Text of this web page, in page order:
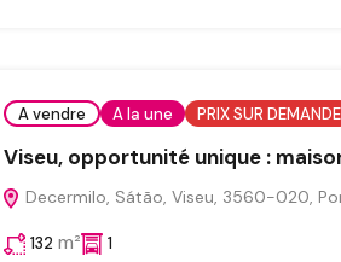
A vendre A la une PRIX SUR DEMANDE
Viseu, opportunité unique :
Decermilo, Sátão, Viseu, 3560-020,
132 m² 1